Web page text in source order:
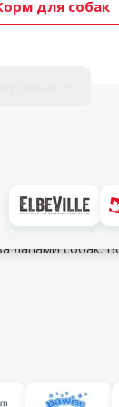
Весь
для собак
лапами собак.